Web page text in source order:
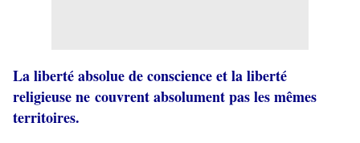
La liberté absolue de conscience et la liberté
religieuse ne couvrent absolument pas les mêmes
territoires.